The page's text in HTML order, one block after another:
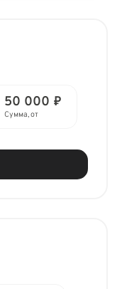
50 000 ₽
Сумма, от